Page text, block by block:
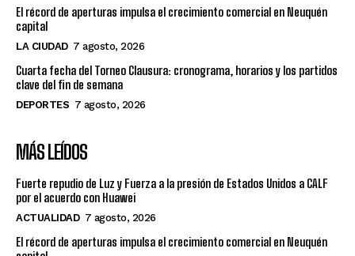
El récord de aperturas impulsa el crecimiento comercial en Neuquén
capital
LA CIUDAD 7 agosto, 2026
Cuarta fecha del Torneo Clausura: cronograma, horarios y los partidos
clave del fin de semana
DEPORTES 7 agosto, 2026
MÁS LEÍDOS
Fuerte repudio de Luz y Fuerza a la presión de Estados Unidos a CALF
por el acuerdo con Huawei
ACTUALIDAD 7 agosto, 2026
El récord de aperturas impulsa el crecimiento comercial en Neuquén